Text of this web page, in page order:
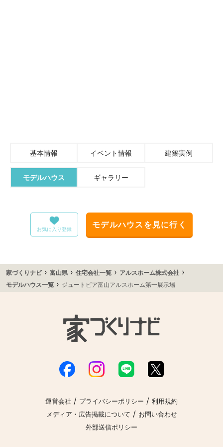
基本情報 イベント情報 建築実例
モデルハウス ギャラリー
お気に入り登録 モデルハウスを見に行く
家づくりナビ› 富山県 › 住宅会社一覧 › アルスホーム株式会社 ›
モデルハウス一覧 › ジュートピア富山アルスホーム第一展示場
運営会社 / プライバシーポリシー / 利用規約
メディア・広告掲載について / お問い合わせ
外部送信ポリシー